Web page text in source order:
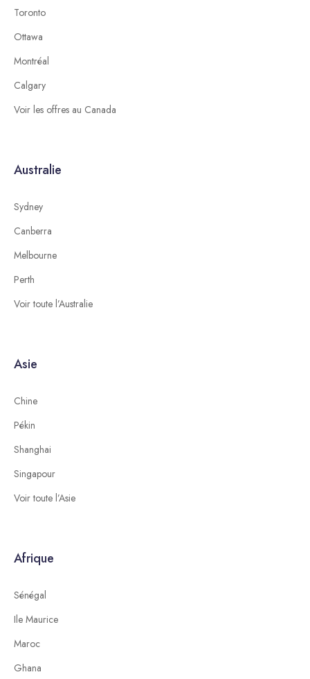
Toronto
Ottawa
Montréal
Calgary
Voir les offres au Canada
Australie
Sydney
Canberra
Melbourne
Perth
Voir toute l’Australie
Asie
Chine
Pékin
Shanghai
Singapour
Voir toute l’Asie
Afrique
Sénégal
Ile Maurice
Maroc
Ghana